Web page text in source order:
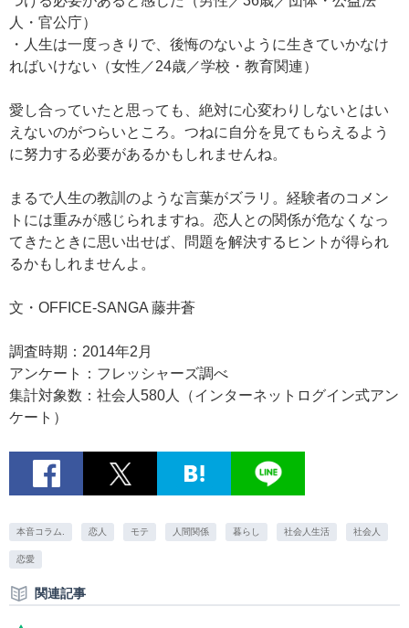
人・官公庁）
・人生は一度っきりで、後悔のないように生きていかなけ
ればいけない（女性／24歳／学校・教育関連）
愛し合っていたと思っても、絶対に心変わりしないとはい
えないのがつらいところ。つねに自分を見てもらえるよう
に努力する必要があるかもしれませんね。
まるで人生の教訓のような言葉がズラリ。経験者のコメン
トには重みが感じられますね。恋人との関係が危なくなっ
てきたときに思い出せば、問題を解決するヒントが得られ
るかもしれませんよ。
文・OFFICE-SANGA 藤井蒼
調査時期：2014年2月
アンケート：フレッシャーズ調べ
集計対象数：社会人580人（インターネットログイン式アン
ケート）
本音コラム. 恋人 モテ 人間関係 暮らし 社会人生活 社会人
恋愛
関連記事